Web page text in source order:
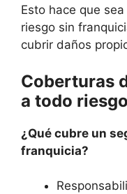
Esto hace que
riesgo sin
cubrir daños
Coberturas
a todo riesgo
¿Qué cubre un
franquicia?